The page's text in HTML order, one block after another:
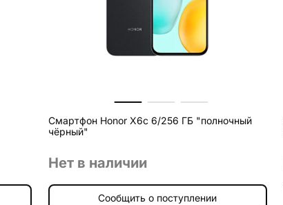
Смартфон Honor X6c 6/256 ГБ "полночный
чёрный"
Нет в наличии
Сообщить о поступлении